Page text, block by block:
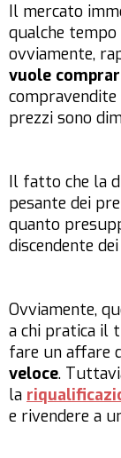
Il mercato
qualche
ovviamente,
vuole
prezzi sono
Il fatto che la
pesante dei
quanto
discendente
Ovviamente,
a chi pratica il
fare un affare
veloce.
la
e rivendere a